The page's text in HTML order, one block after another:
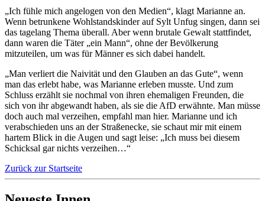
„Ich fühle mich angelogen von den Medien“, klagt Marianne an.
Wenn betrunkene Wohlstandskinder auf Sylt Unfug singen, dann sei
das tagelang Thema überall. Aber wenn brutale Gewalt stattfindet,
dann waren die Täter „ein Mann“, ohne der Bevölkerung
mitzuteilen, um was für Männer es sich dabei handelt.
„Man verliert die Naivität und den Glauben an das Gute“, wenn
man das erlebt habe, was Marianne erleben musste. Und zum
Schluss erzählt sie nochmal von ihren ehemaligen Freunden, die
sich von ihr abgewandt haben, als sie die AfD erwähnte. Man müsse
doch auch mal verzeihen, empfahl man hier. Marianne und ich
verabschieden uns an der Straßenecke, sie schaut mir mit einem
hartem Blick in die Augen und sagt leise: „Ich muss bei diesem
Schicksal gar nichts verzeihen…“
Zurück zur Startseite